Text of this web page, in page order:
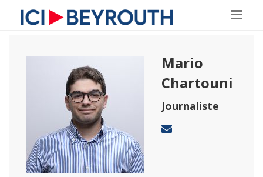
Mario
Chartouni
Journaliste